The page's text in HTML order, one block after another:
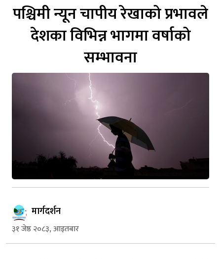
पश्चिमी न्यून चापीय रेखाको प्रभावले
देशका विभिन्न भागमा वर्षाको
सम्भावना
मार्गदर्शन
३१ जेष्ठ २०८३, आइतबार